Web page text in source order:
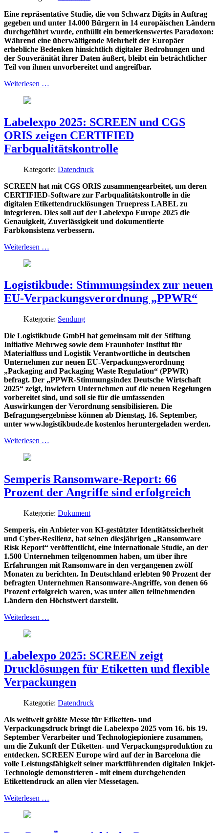
Eine repräsentative Studie, die von Schwarz Digits in Auftrag
gegeben und unter 14.000 Bürgern in 14 europäischen Ländern
durchgeführt wurde, enthüllt ein bemerkenswertes Paradoxon:
Während eine überwältigende Mehrheit der Europäer
erhebliche Bedenken hinsichtlich digitaler Bedrohungen und
der Souveränität ihrer Daten äußert, bleibt ein beträchtlicher
Teil von ihnen unvorbereitet und angreifbar.
Weiterlesen …
Labelexpo 2025: SCREEN und CGS
ORIS zeigen CERTIFIED
Farbqualitätskontrolle
Kategorie: Datendruck
SCREEN hat mit CGS ORIS zusammengearbeitet, um deren
CERTIFIED-Software zur Farbqualitätskontrolle in die
digitalen Etikettendrucklösungen Truepress LABEL zu
integrieren. Dies soll auf der Labelexpo Europe 2025 die
Genauigkeit, Zuverlässigkeit und dokumentierte
Farbkonsistenz verbessern.
Weiterlesen …
Logistikbude: Stimmungsindex zur neuen
EU-Verpackungsverordnung „PPWR“
Kategorie: Sendung
Die Logistikbude GmbH hat gemeinsam mit der Stiftung
Initiative Mehrweg sowie dem Fraunhofer Institut für
Materialfluss und Logistik Verantwortliche in deutschen
Unternehmen zur neuen EU-Verpackungsverordnung
„Packaging and Packaging Waste Regulation“ (PPWR)
befragt. Der „PPWR-Stimmungsindex Deutsche Wirtschaft
2025“ zeigt, inwiefern Unternehmen auf die neuen Regelungen
vorbereitet sind, und soll sie für die umfassenden
Auswirkungen der Verordnung sensibilisieren. Die
Befragungsergebnisse können ab Dienstag, 16. September,
unter www.logistikbude.de kostenlos heruntergeladen werden.
Weiterlesen …
Semperis Ransomware-Report: 66
Prozent der Angriffe sind erfolgreich
Kategorie: Dokument
Semperis, ein Anbieter von KI-gestützter Identitätssicherheit
und Cyber-Resilienz, hat seinen diesjährigen „Ransomware
Risk Report“ veröffentlicht, eine internationale Studie, an der
1.500 Unternehmen teilgenommen haben, um über ihre
Erfahrungen mit Ransomware in den vergangenen zwölf
Monaten zu berichten. In Deutschland erlebten 90 Prozent der
befragten Unternehmen Ransomware-Angriffe, von denen 66
Prozent erfolgreich waren, was unter allen teilnehmenden
Ländern den Höchstwert darstellt.
Weiterlesen …
Labelexpo 2025: SCREEN zeigt
Drucklösungen für Etiketten und flexible
Verpackungen
Kategorie: Datendruck
Als weltweit größte Messe für Etiketten- und
Verpackungsdruck bringt die Labelexpo 2025 vom 16. bis 19.
September Verarbeiter und Technologiepioniere zusammen,
um die Zukunft der Etiketten- und Verpackungsproduktion zu
entdecken. SCREEN Europe wird auf der in Barcelona die
volle Leistungsfähigkeit seiner marktführenden digitalen Inkjet-
Technologie demonstrieren - mit einem durchgehenden
Etikettendruck an allen vier Messetagen.
Weiterlesen …